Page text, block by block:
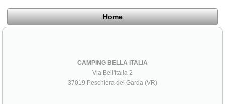
Home
CAMPING BELLA ITALIA
Via Bell'Italia 2
37019 Peschiera del Garda (VR)